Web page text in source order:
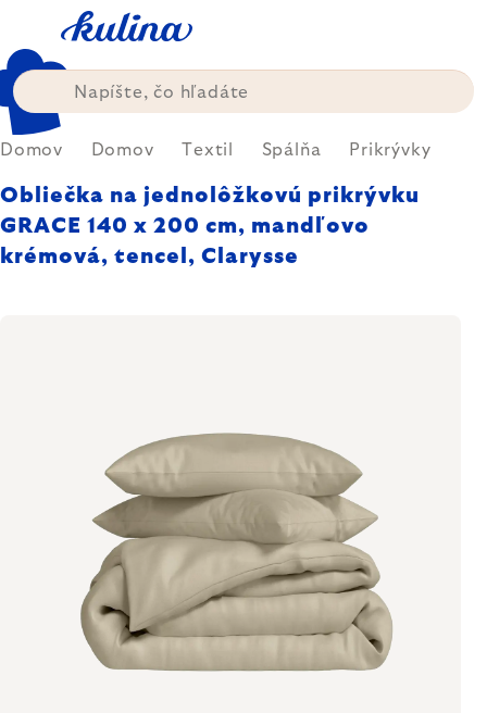
obsah
Domov Domov Textil Spálňa Prikrývky
Obliečka na jednolôžkovú prikrývku
GRACE 140 x 200 cm, mandľovo
krémová, tencel, Clarysse